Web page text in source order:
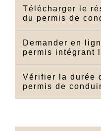
Télécharger le
du permis de
Demander en
permis intégrant
Vérifier la durée
permis de